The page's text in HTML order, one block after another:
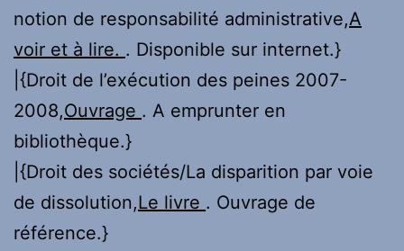
notion de responsabilité administrative,A
voir et à lire. . Disponible sur internet.}
|{Droit de l’exécution des peines 2007-
2008,Ouvrage . A emprunter en
bibliothèque.}
|{Droit des sociétés/La disparition par voie
de dissolution,Le livre . Ouvrage de
référence.}